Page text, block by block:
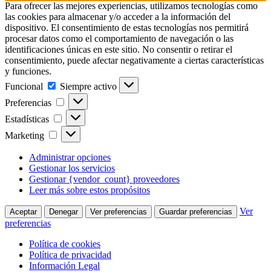
Para ofrecer las mejores experiencias, utilizamos tecnologías como
las cookies para almacenar y/o acceder a la información del
dispositivo. El consentimiento de estas tecnologías nos permitirá
procesar datos como el comportamiento de navegación o las
identificaciones únicas en este sitio. No consentir o retirar el
consentimiento, puede afectar negativamente a ciertas características
y funciones.
Funcional
Siempre activo
Preferencias
Estadísticas
Marketing
Administrar opciones
Gestionar los servicios
Gestionar {vendor_count} proveedores
Leer más sobre estos propósitos
Aceptar Denegar Ver preferencias Guardar preferencias
Ver
preferencias
Política de cookies
Política de privacidad
Información Legal